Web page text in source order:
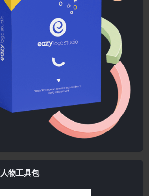
物工具包